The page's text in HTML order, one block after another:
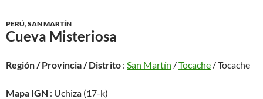
PERÚ,SAN MARTÍN
Cueva Misteriosa
Región / Provincia / Distrito : San Martín /Tocache / Tocache
Mapa IGN : Uchiza (17-k)